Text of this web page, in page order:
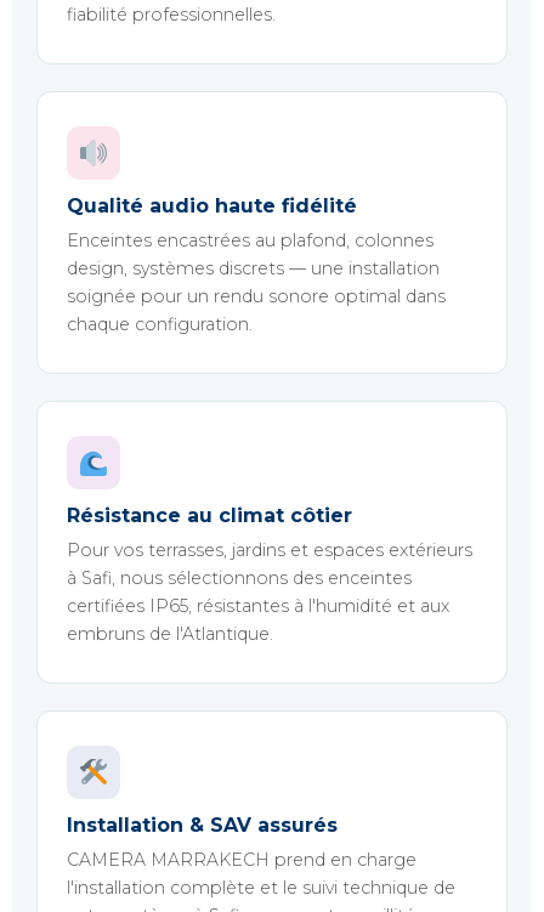
fiabilité professionnelles.
Qualité audio haute fidélité
Enceintes encastrées au plafond, colonnes
design, systèmes discrets — une installation
soignée pour un rendu sonore optimal dans
chaque configuration.
Résistance au climat côtier
Pour vos terrasses, jardins et espaces extérieurs
à Safi, nous sélectionnons des enceintes
certifiées IP65, résistantes à l'humidité et aux
embruns de l'Atlantique.
Installation & SAV assurés
CAMERA MARRAKECH prend en charge
l'installation complète et le suivi technique de